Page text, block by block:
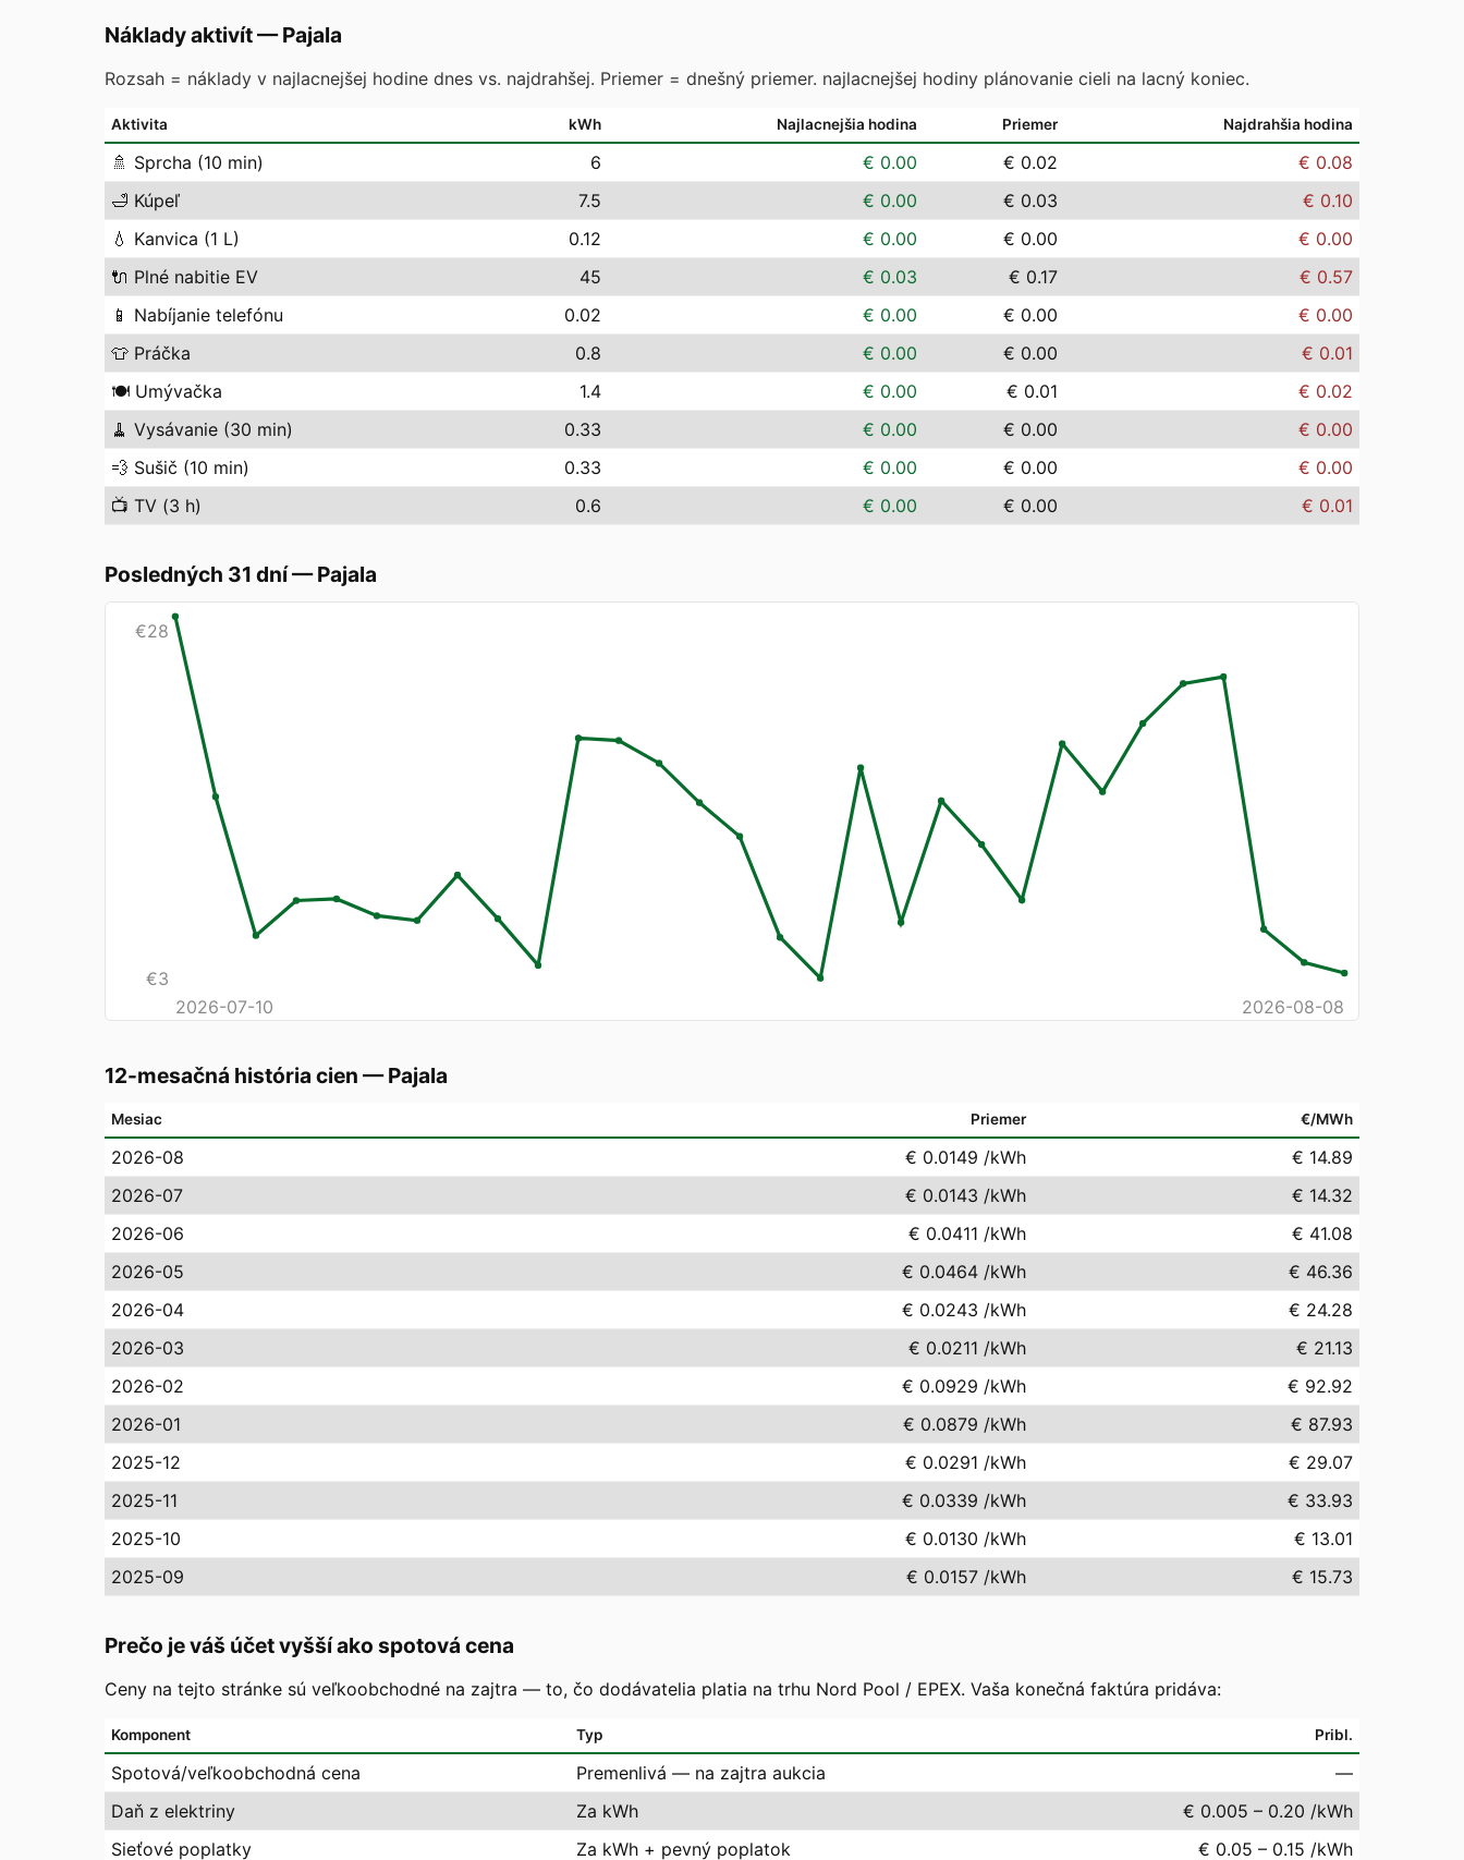
Náklady aktivít—Pajala
Rozsah = náklady v najlacnejšej hodine dnes vs. najdrahšej. Priemer = dnešný priemer. najlacnejšej hodiny plánovanie cieli na lacný koniec.
Aktivita kWh Najlacnejšia hodina Priemer Najdrahšia hodina
🚿 Sprcha (10 min) 6 € 0.00 € 0.02
€ 0.08
🛁 Kúpeľ 7.5 € 0.00 € 0.03
€ 0.10
💧 Kanvica (1 L) 0.12 € 0.00 € 0.00
€ 0.00
🔌 Plné nabitie EV 45 € 0.03 € 0.17
€ 0.57
📱 Nabíjanie telefónu 0.02 € 0.00 € 0.00
€ 0.00
👕 Práčka 0.8 € 0.00 € 0.00
€ 0.01
🍽️ Umývačka 1.4 € 0.00 € 0.01
€ 0.02
🧹 Vysávanie (30 min) 0.33 € 0.00 € 0.00
€ 0.00
💨 Sušič (10 min) 0.33 € 0.00 € 0.00
€ 0.00
📺 TV (3 h) 0.6 € 0.00 € 0.00 € 0.01
Posledných 31 dní—Pajala
€28
€3
2026-07-10
2026-08-08
12-mesačná história cien —Pajala
Mesiac Priemer €/MWh
2026-08 € 0.0149 /kWh
€ 14.89
2026-07
€ 0.0143 /kWh
€ 14.32
2026-06
€ 0.0411 /kWh
€ 41.08
2026-05
€ 0.0464 /kWh
€ 46.36
2026-04
€ 0.0243 /kWh
€ 24.28
2026-03
€ 0.0211 /kWh
€ 21.13
2026-02
€ 0.0929 /kWh
€ 92.92
2026-01
€ 0.0879 /kWh
€ 87.93
2025-12
€ 0.0291 /kWh
€ 29.07
2025-11
€ 0.0339 /kWh
€ 33.93
2025-10
€ 0.0130 /kWh
€ 13.01
2025-09
€ 0.0157 /kWh € 15.73
Prečo je váš účet vyšší ako spotová cena
Ceny na tejto stránke sú veľkoobchodné na zajtra — to, čo dodávatelia platia na trhu Nord Pool / EPEX. Vaša konečná faktúra pridáva:
Komponent Typ Pribl.
Spotová/veľkoobchodná cena Premenlivá — na zajtra aukcia
—
Daň z elektriny
Za kWh
€ 0.005 – 0.20 /kWh
Sieťové poplatky
Za kWh + pevný poplatok € 0.05 – 0.15 /kWh